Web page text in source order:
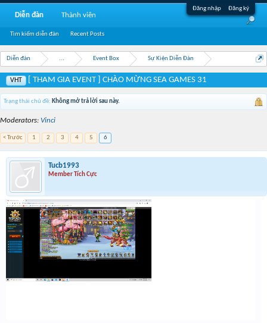
Đăng nhập Đăng ký
Diễn đàn ... Event Box Sự Kiện Diễn Đàn
VHT [ THAM GIA EVENT ] CHÀO MỪNG SEA GAMES 31
Trạng thái chủ đề: Không mở trả lời sau này.
Moderators: Vinci
< Trước 1 2 3 4 5 6
Tucb1993
Member Tích Cực
Diễn đàn
Tìm kiếm diễn đàn Recent Posts
Thành viên